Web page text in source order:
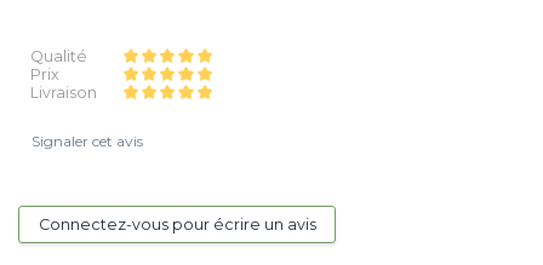
Qualité
Prix
Livraison
Signaler cet avis
Connectez-vous pour écrire un avis